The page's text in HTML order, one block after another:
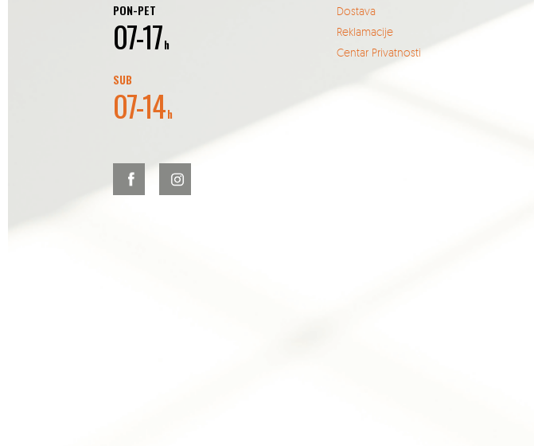
PON-PET
07-17h
SUB
07-14h
Dostava
Reklamacije
Centar Privatnosti